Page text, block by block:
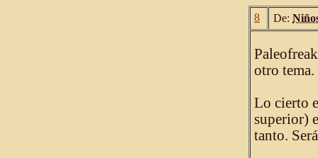
8 De:
otro tema.
Lo cierto
superior)
tanto.